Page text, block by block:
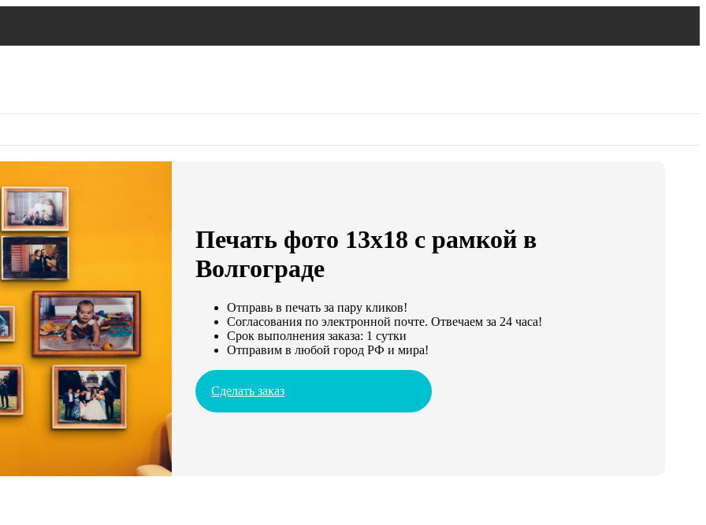
Печать фото 13х18 с рамкой в
Волгограде
Отправь в печать за пару кликов!
Согласования по электронной почте. Отвечаем за 24 часа!
Срок выполнения заказа: 1 сутки
Отправим в любой город РФ и мира!
Сделать заказ